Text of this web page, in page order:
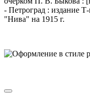
- Петроград : издание
"Нива" на 1915 г.